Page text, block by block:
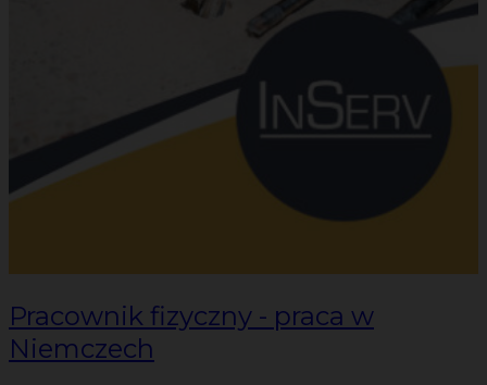
Pracownik fizyczny - praca w
Niemczech